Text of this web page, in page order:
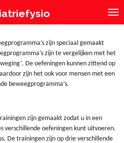
zijn speciaal gemaakt
zijn te vergelijken met het
De oefeningen kunnen zittend op
zijn het ook voor mensen met een
beweegprogramma’s.
zijn gemaakt zodat u in een
verschillende oefeningen kunt uitvoeren.
De trainingen zijn op drie verschillende